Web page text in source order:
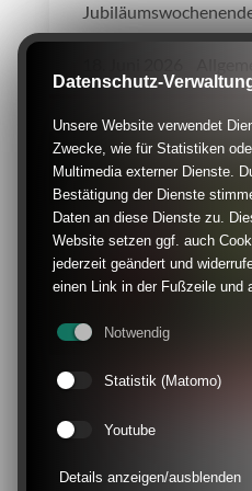
18. Juni 2026
siegen
Beim Finale in
Datenschutz-
Unsere Website verwendet
Zwecke, wie für Statistiken
Multimedia externer Dienste.
Bestätigung der Dienste
Daten an diese Dienste zu.
Website setzen ggf. auch
jederzeit geändert und
einen Link in der Fußzeile und
Notwendig
Statistik (Matomo)
Youtube
Details anzeigen/ausblenden